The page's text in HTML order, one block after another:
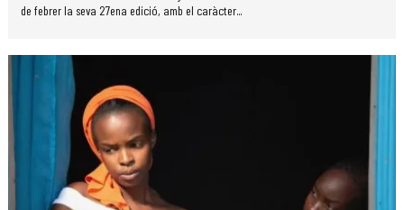
de febrer la seva 27ena edició, amb el caràcter...